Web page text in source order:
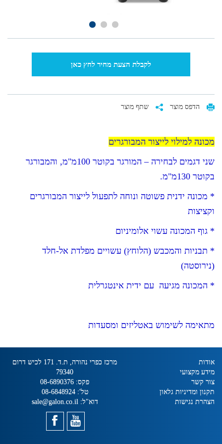
לקבלת הצעת מחיר לחץ כאן
הדפס מוצר שתף מוצר
מכונה למילוי לייצור המבורגרים
שני דגמים לבחירה – המורגר בקוטר 100מ"מ, והמבורגר
בקוטר 130מ"מ.
* מכונה ידנית פשוטה ונוחה לתפעול לייצור המבורגרים
וקציצות
* גוף המכונה עשוי אלומיניום
* תבניות והמכבש (הלוחץ) עשויים מפלדת אל-חלד
(נירוסטה)
* המכונה מגיעה עם ידית אינטגרלית
מתאימה לשימוש באטליזים ומסעדות
אודות
מידע מקצועי
צור קשר
תקנון ומדיניות גלאון
הצהרת נגישות
מרכז כפרי נהורה, ת.ד. 171 לכיש דרום
79340
פקס: 08-6890376
טל':08-6848924
דוא"ל: sale@galon.co.il